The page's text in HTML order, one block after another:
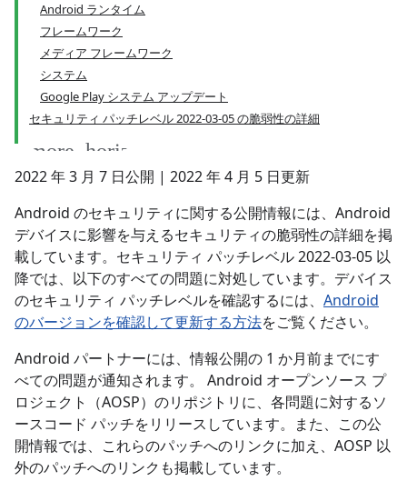
Android ランタイム
フレームワーク
メディア フレームワーク
システム
Google Play システム アップデート
セキュリティ パッチレベル 2022-03-05 の脆弱性の詳細
2022 年 3 月 7 日公開 | 2022 年 4 月 5 日更新
Android のセキュリティに関する公開情報には、Android
デバイスに影響を与えるセキュリティの脆弱性の詳細を掲
載しています。セキュリティ パッチレベル 2022-03-05 以
降では、以下のすべての問題に対処しています。デバイス
のセキュリティ パッチレベルを確認するには、 Android
のバージョンを確認して更新する方法をご覧ください。
Android パートナーには、情報公開の 1 か月前までにす
べての問題が通知されます。 Android オープンソース プ
ロジェクト（AOSP）のリポジトリに、各問題に対するソ
ースコード パッチをリリースしています。また、この公
開情報では、これらのパッチへのリンクに加え、AOSP 以
外のパッチへのリンクも掲載しています。